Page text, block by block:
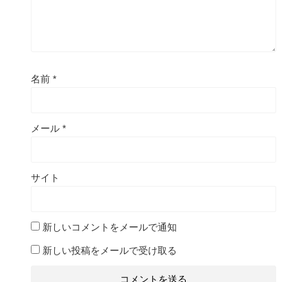
名前 *
メール *
サイト
新しいコメントをメールで通知
新しい投稿をメールで受け取る